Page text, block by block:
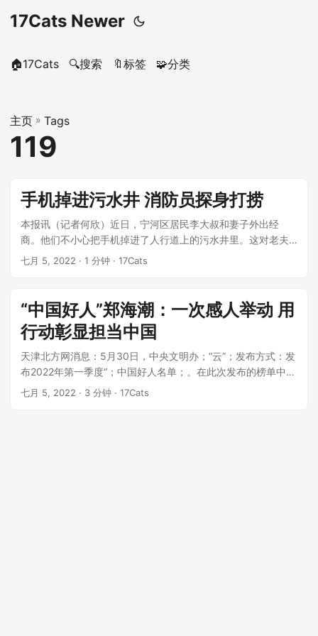
17Cats Newer
🏠17Cats 🔍搜索 🔖标签 🧩分类
主页 » Tags
119
手机掉进污水井 消防员探身打捞
本报讯（记者何欣）近日，宁河区居民李大叔和妻子外出经
商。他们不小心把手机掉进了人行道上的污水井里。这对老夫
妇试了很多次，但都拔不出来，所以他...
七月 5, 2022 · 1 分钟 · 17Cats
“中国好人”郑海潮：一次感人举动 用
行动彰显担当中国
天津北方网消息：5月30日，中央文明办；“云”；发布方式：发
布2022年第一季度“；中国好人名单；。在此次发布的榜单中，
来自天津的郑海超获得...
七月 5, 2022 · 3 分钟 · 17Cats